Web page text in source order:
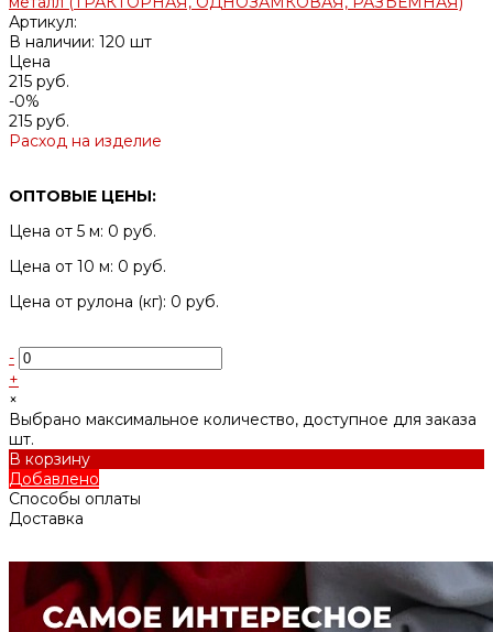
Артикул:
В наличии: 120 шт
Цена
215 руб.
-0%
215 руб.
Расход на изделие
ОПТОВЫЕ ЦЕНЫ:
Цена от 5 м: 0 руб.
Цена от 10 м: 0 руб.
Цена от рулона (кг): 0 руб.
-
+
×
Выбрано максимальное количество, доступное для заказа
шт.
В корзину
Добавлено
Способы оплаты
Доставка